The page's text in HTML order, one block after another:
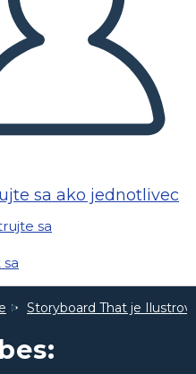
sa ako jednotlivec
sa
sa
Storyboard That je